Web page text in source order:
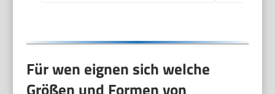
Für wen eignen sich welche